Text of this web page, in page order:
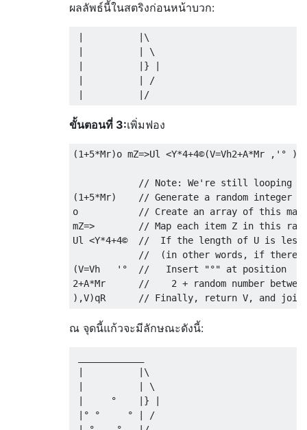
ผลลัพธ์นี้ในสตริงก่อนหน้าบวก:
|          |\
|          | \
|          |} |
|          | /
ขั้นตอนที่ 3:เพิ่มฟอง
(1+5*Mr)o mZ=>Ul <Y*4+4©(V=Vh2+A*Mr ,'°
// Note: We're still looping
(1+5*Mr)    // Generate a random integer
o           // Create an array of this
mZ=>        // Map each item Z in this
Ul <Y*4+4©  //  If the length of U is less
//  (in other words, if
(V=Vh   '°  //   Insert "°" at position
2+A*Mr      //    2 + random number
ณ จุดนี้แก้วจะมีลักษณะดังนี้:
|          |\
|          | \
|     °    |} |
|° °     ° | /